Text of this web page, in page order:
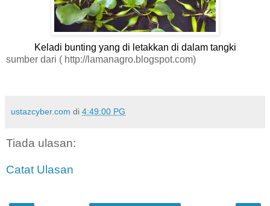
Keladi bunting yang di letakkan di dalam tangki
sumber dari ( http://lamanagro.blogspot.com)
ustazcyber.com di 4:49:00 PG
Tiada ulasan:
Catat Ulasan